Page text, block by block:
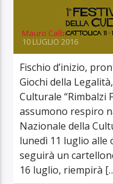
Mauro Calbi
10 LUGLIO 2016
Fischio d’inizio,
Giochi della
Culturale “Rimbalzi
assumono respiro
Nazionale della
lunedì 11 luglio alle
seguirà un
16 luglio, riempirà